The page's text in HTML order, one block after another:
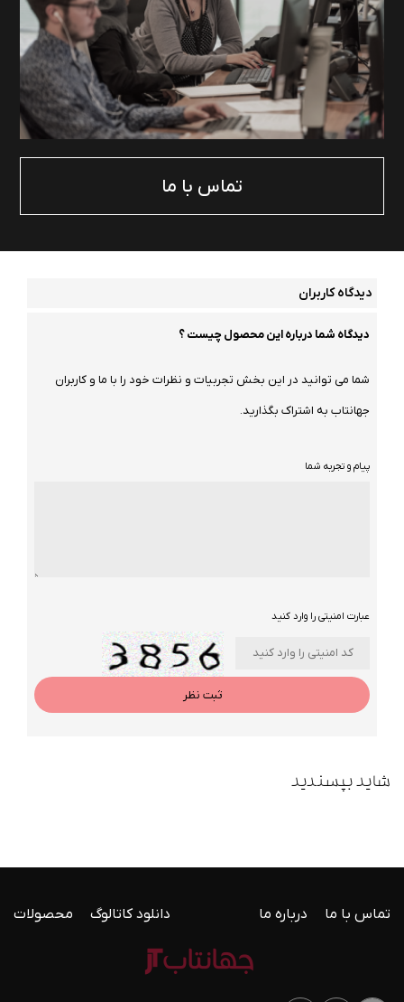
تماس با ما
دیدگاه کاربران
دیدگاه شما درباره این محصول چیست ؟
شما می توانید در این بخش تجربیات و نظرات خود را با ما و کاربران
جهانتاب به اشتراک بگذارید.
پیام و تجربه شما
عبارت امنیتی را وارد کنید
ثبت نظر
شاید بپسندید
تماس با ما درباره ما دانلود کاتالوگ محصولات